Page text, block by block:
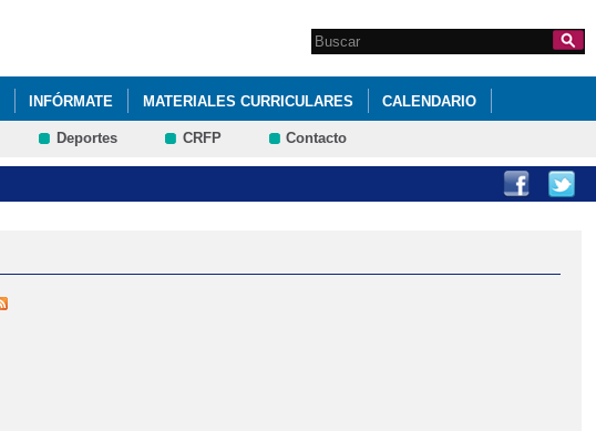
Formulario de
búsqueda
Search this site
INFÓRMATE MATERIALES CURRICULARES CALENDARIO
Deportes CRFP Contacto